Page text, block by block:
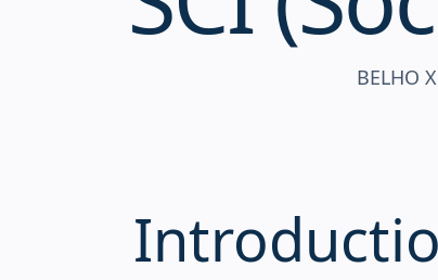
Startups et PME
Associations
BELHO